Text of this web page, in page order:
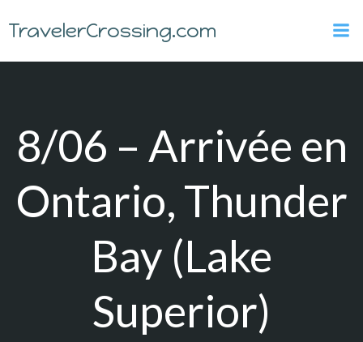
to
TravelerCrossing.com
8/06 – Arrivée en
Ontario, Thunder
Bay (Lake
Superior)